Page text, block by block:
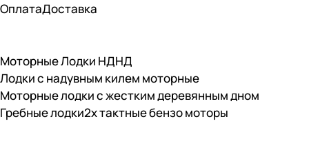
ОплатаДоставка
Моторные Лодки НДНД
Лодки с надувным килем моторные
Моторные лодки с жестким деревянным дном
Гребные лодки2х тактные бензо моторы